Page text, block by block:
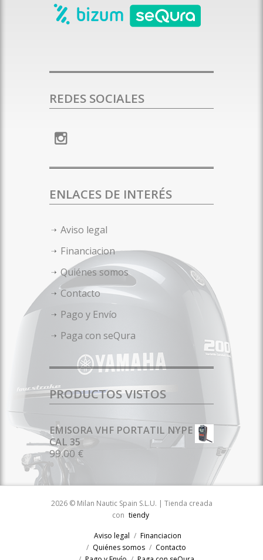
REDES SOCIALES
ENLACES DE INTERÉS
Aviso legal
Financiacion
Quiénes somos
Contacto
Pago y Envío
Paga con seQura
PRODUCTOS VISTOS
EMISORA VHF PORTATIL NYPE
CAL 35
99.00 €
2026 © Milan Nautic Spain S.L.U. | Tienda creada
con tiendy
Aviso legal
Financiacion
Quiénes somos
Contacto